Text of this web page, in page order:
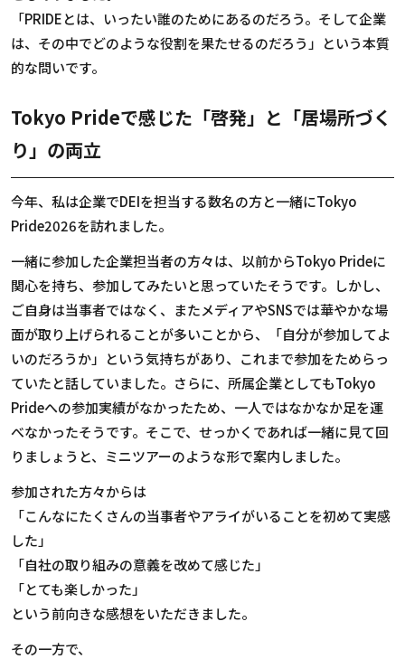
「PRIDEとは、いったい誰のためにあるのだろう。そして企業
は、その中でどのような役割を果たせるのだろう」という本質
的な問いです。
Tokyo Prideで感じた「啓発」と「居場所づく
り」の両立
今年、私は企業でDEIを担当する数名の方と一緒にTokyo
Pride2026を訪れました。
一緒に参加した企業担当者の方々は、以前からTokyo Prideに
関心を持ち、参加してみたいと思っていたそうです。しかし、
ご自身は当事者ではなく、またメディアやSNSでは華やかな場
面が取り上げられることが多いことから、「自分が参加してよ
いのだろうか」という気持ちがあり、これまで参加をためらっ
ていたと話していました。さらに、所属企業としてもTokyo
Prideへの参加実績がなかったため、一人ではなかなか足を運
べなかったそうです。そこで、せっかくであれば一緒に見て回
りましょうと、ミニツアーのような形で案内しました。
参加された方々からは
「こんなにたくさんの当事者やアライがいることを初めて実感
した」
「自社の取り組みの意義を改めて感じた」
「とても楽しかった」
という前向きな感想をいただきました。
その一方で、